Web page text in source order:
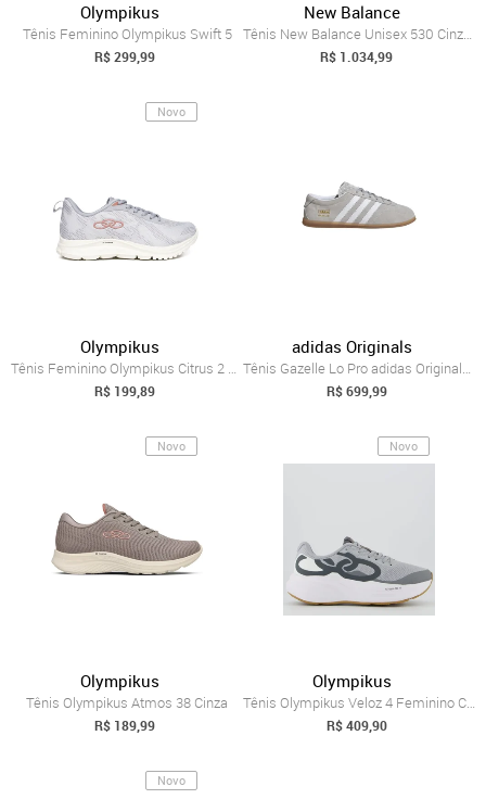
Olympikus
Tênis Feminino Olympikus Swift 5
R$ 299,99
New Balance
Tênis New Balance Unisex 530 Cinza Claro / Cinza
R$ 1.034,99
Novo
Olympikus
Tênis Feminino Olympikus Citrus 2 Evasen...
R$ 199,89
adidas Originals
Tênis Gazelle Lo Pro adidas Originals Cinza
R$ 699,99
Novo
Olympikus
Tênis Olympikus Atmos 38 Cinza
R$ 189,99
Novo
Olympikus
Tênis Olympikus Veloz 4 Feminino Cinza
R$ 409,90
Novo